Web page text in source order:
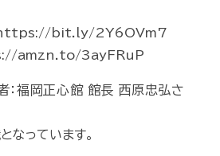
https://bit.ly/2Y6OVm7
amzn.to/3ayFRuP
：福岡正心館 館長 西原忠弘さ
なっています。